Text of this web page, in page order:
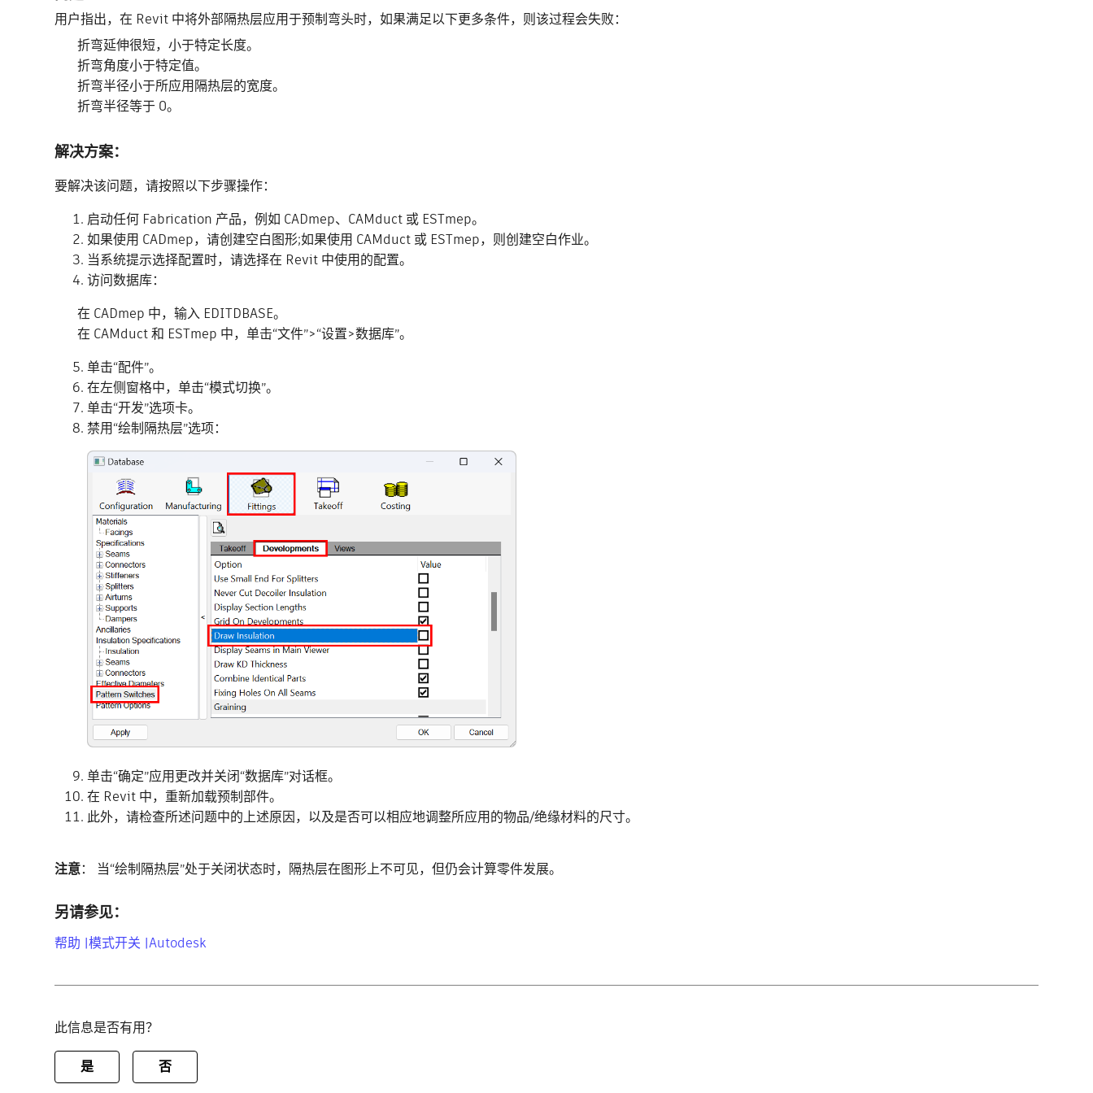
用户指出，在 Revit 中将外部隔热层应用于预制弯头时，如果满足以下更多条件，则该过程会失败：
折弯延伸很短，小于特定长度。
折弯角度小于特定值。
折弯半径小于所应用隔热层的宽度。
折弯半径等于 0。
解决方案：
要解决该问题，请按照以下步骤操作：
启动任何 Fabrication 产品，例如 CADmep、CAMduct 或 ESTmep。
如果使用 CADmep，请创建空白图形;如果使用 CAMduct 或 ESTmep，则创建空白作业。
当系统提示选择配置时，请选择在 Revit 中使用的配置。
访问数据库：
在 CADmep 中，输入 EDITDBASE。
在 CAMduct 和 ESTmep 中，单击“文件”>“设置>数据库”。
单击“配件”。
在左侧窗格中，单击“模式切换”。
单击“开发”选项卡。
禁用“绘制隔热层”选项：
单击“确定”应用更改并关闭“数据库”对话框。
在 Revit 中，重新加载预制部件。
此外，请检查所述问题中的上述原因，以及是否可以相应地调整所应用的物品/绝缘材料的尺寸。
注意： 当“绘制隔热层”处于关闭状态时，隔热层在图形上不可见，但仍会计算零件发展。
另请参见：
帮助 |模式开关 |Autodesk
此信息是否有用？
是 否